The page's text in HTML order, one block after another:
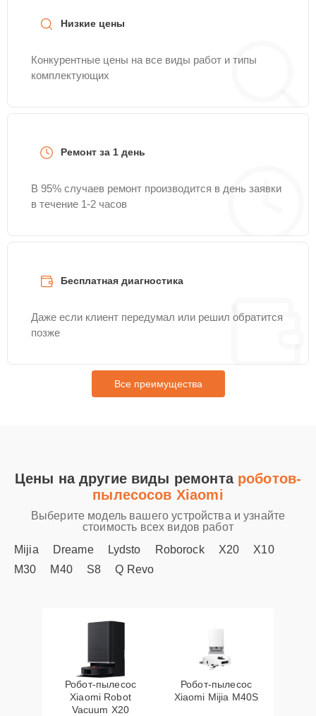
Низкие цены
Конкурентные цены на все виды работ и типы
комплектующих
Ремонт за 1 день
В 95% случаев ремонт производится в день заявки
в течение 1-2 часов
Бесплатная диагностика
Даже если клиент передумал или решил обратится
позже
Все преимущества
Цены на другие виды ремонта роботов-
пылесосов Xiaomi
Выберите модель вашего устройства и узнайте
стоимость всех видов работ
Mijia
Dreame Lydsto Roborock X20
X10
M30
M40 S8 Q Revo
Робот-пылесос
Xiaomi Robot
Vacuum X20
Робот-пылесос
Xiaomi Mijia M40S